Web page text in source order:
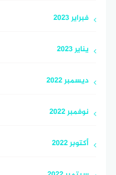
فبراير 2023
يناير 2023
ديسمبر 2022
نوفمبر 2022
أكتوبر 2022